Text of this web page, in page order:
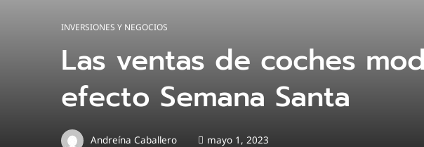
INVERSIONES Y NEGOCIOS
Las ventas de coches
efecto Semana Santa
Andreína Caballero mayo 1, 2023